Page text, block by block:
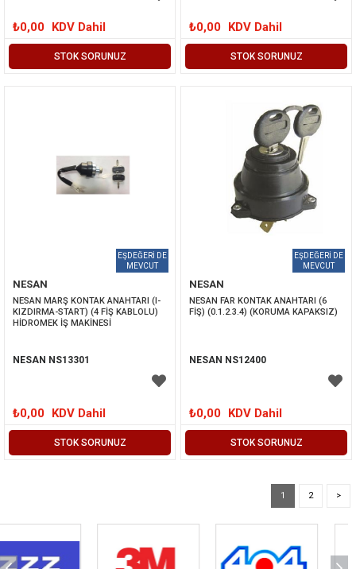
STOK SORUNUZ
₺0,00 KDV Dahil
STOK SORUNUZ
₺0,00 KDV Dahil
STOK SORUNUZ
NESAN
NESAN MARŞ KONTAK ANAHTARI (I-
KIZDIRMA-START) (4 FİŞ KABLOLU)
HİDROMEK İŞ MAKİNESİ
NESAN NS13301
₺0,00 KDV Dahil
STOK SORUNUZ
NESAN
NESAN FAR KONTAK ANAHTARI (6
FİŞ) (0.1.2.3.4) (KORUMA KAPAKSIZ)
NESAN NS12400
₺0,00 KDV Dahil
1 2 >